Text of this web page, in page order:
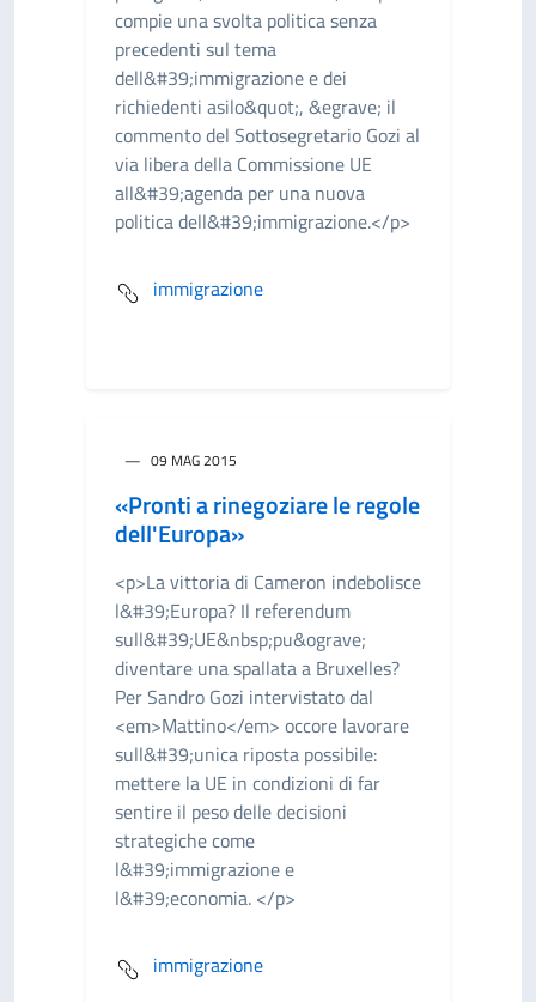
compie una svolta politica senza
precedenti sul tema
dell&#39;immigrazione e dei
richiedenti asilo&quot;, &egrave; il
commento del Sottosegretario Gozi al
via libera della Commissione UE
all&#39;agenda per una nuova
politica dell&#39;immigrazione.</p>
immigrazione
09 MAG 2015
«Pronti a rinegoziare le regole
dell'Europa»
<p>La vittoria di Cameron indebolisce
l&#39;Europa? Il referendum
sull&#39;UE&nbsp;pu&ograve;
diventare una spallata a Bruxelles?
Per Sandro Gozi intervistato dal
<em>Mattino</em> occore lavorare
sull&#39;unica riposta possibile:
mettere la UE in condizioni di far
sentire il peso delle decisioni
strategiche come
l&#39;immigrazione e
l&#39;economia. </p>
immigrazione